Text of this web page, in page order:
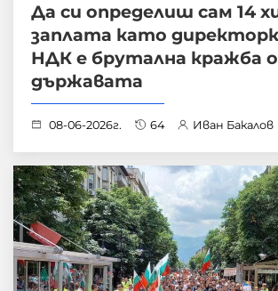
Да си определиш сам 14
заплата като
НДК е брутална кражба
държавата
08-06-2026г. 64 Иван Бакалов